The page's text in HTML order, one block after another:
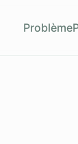
Problème